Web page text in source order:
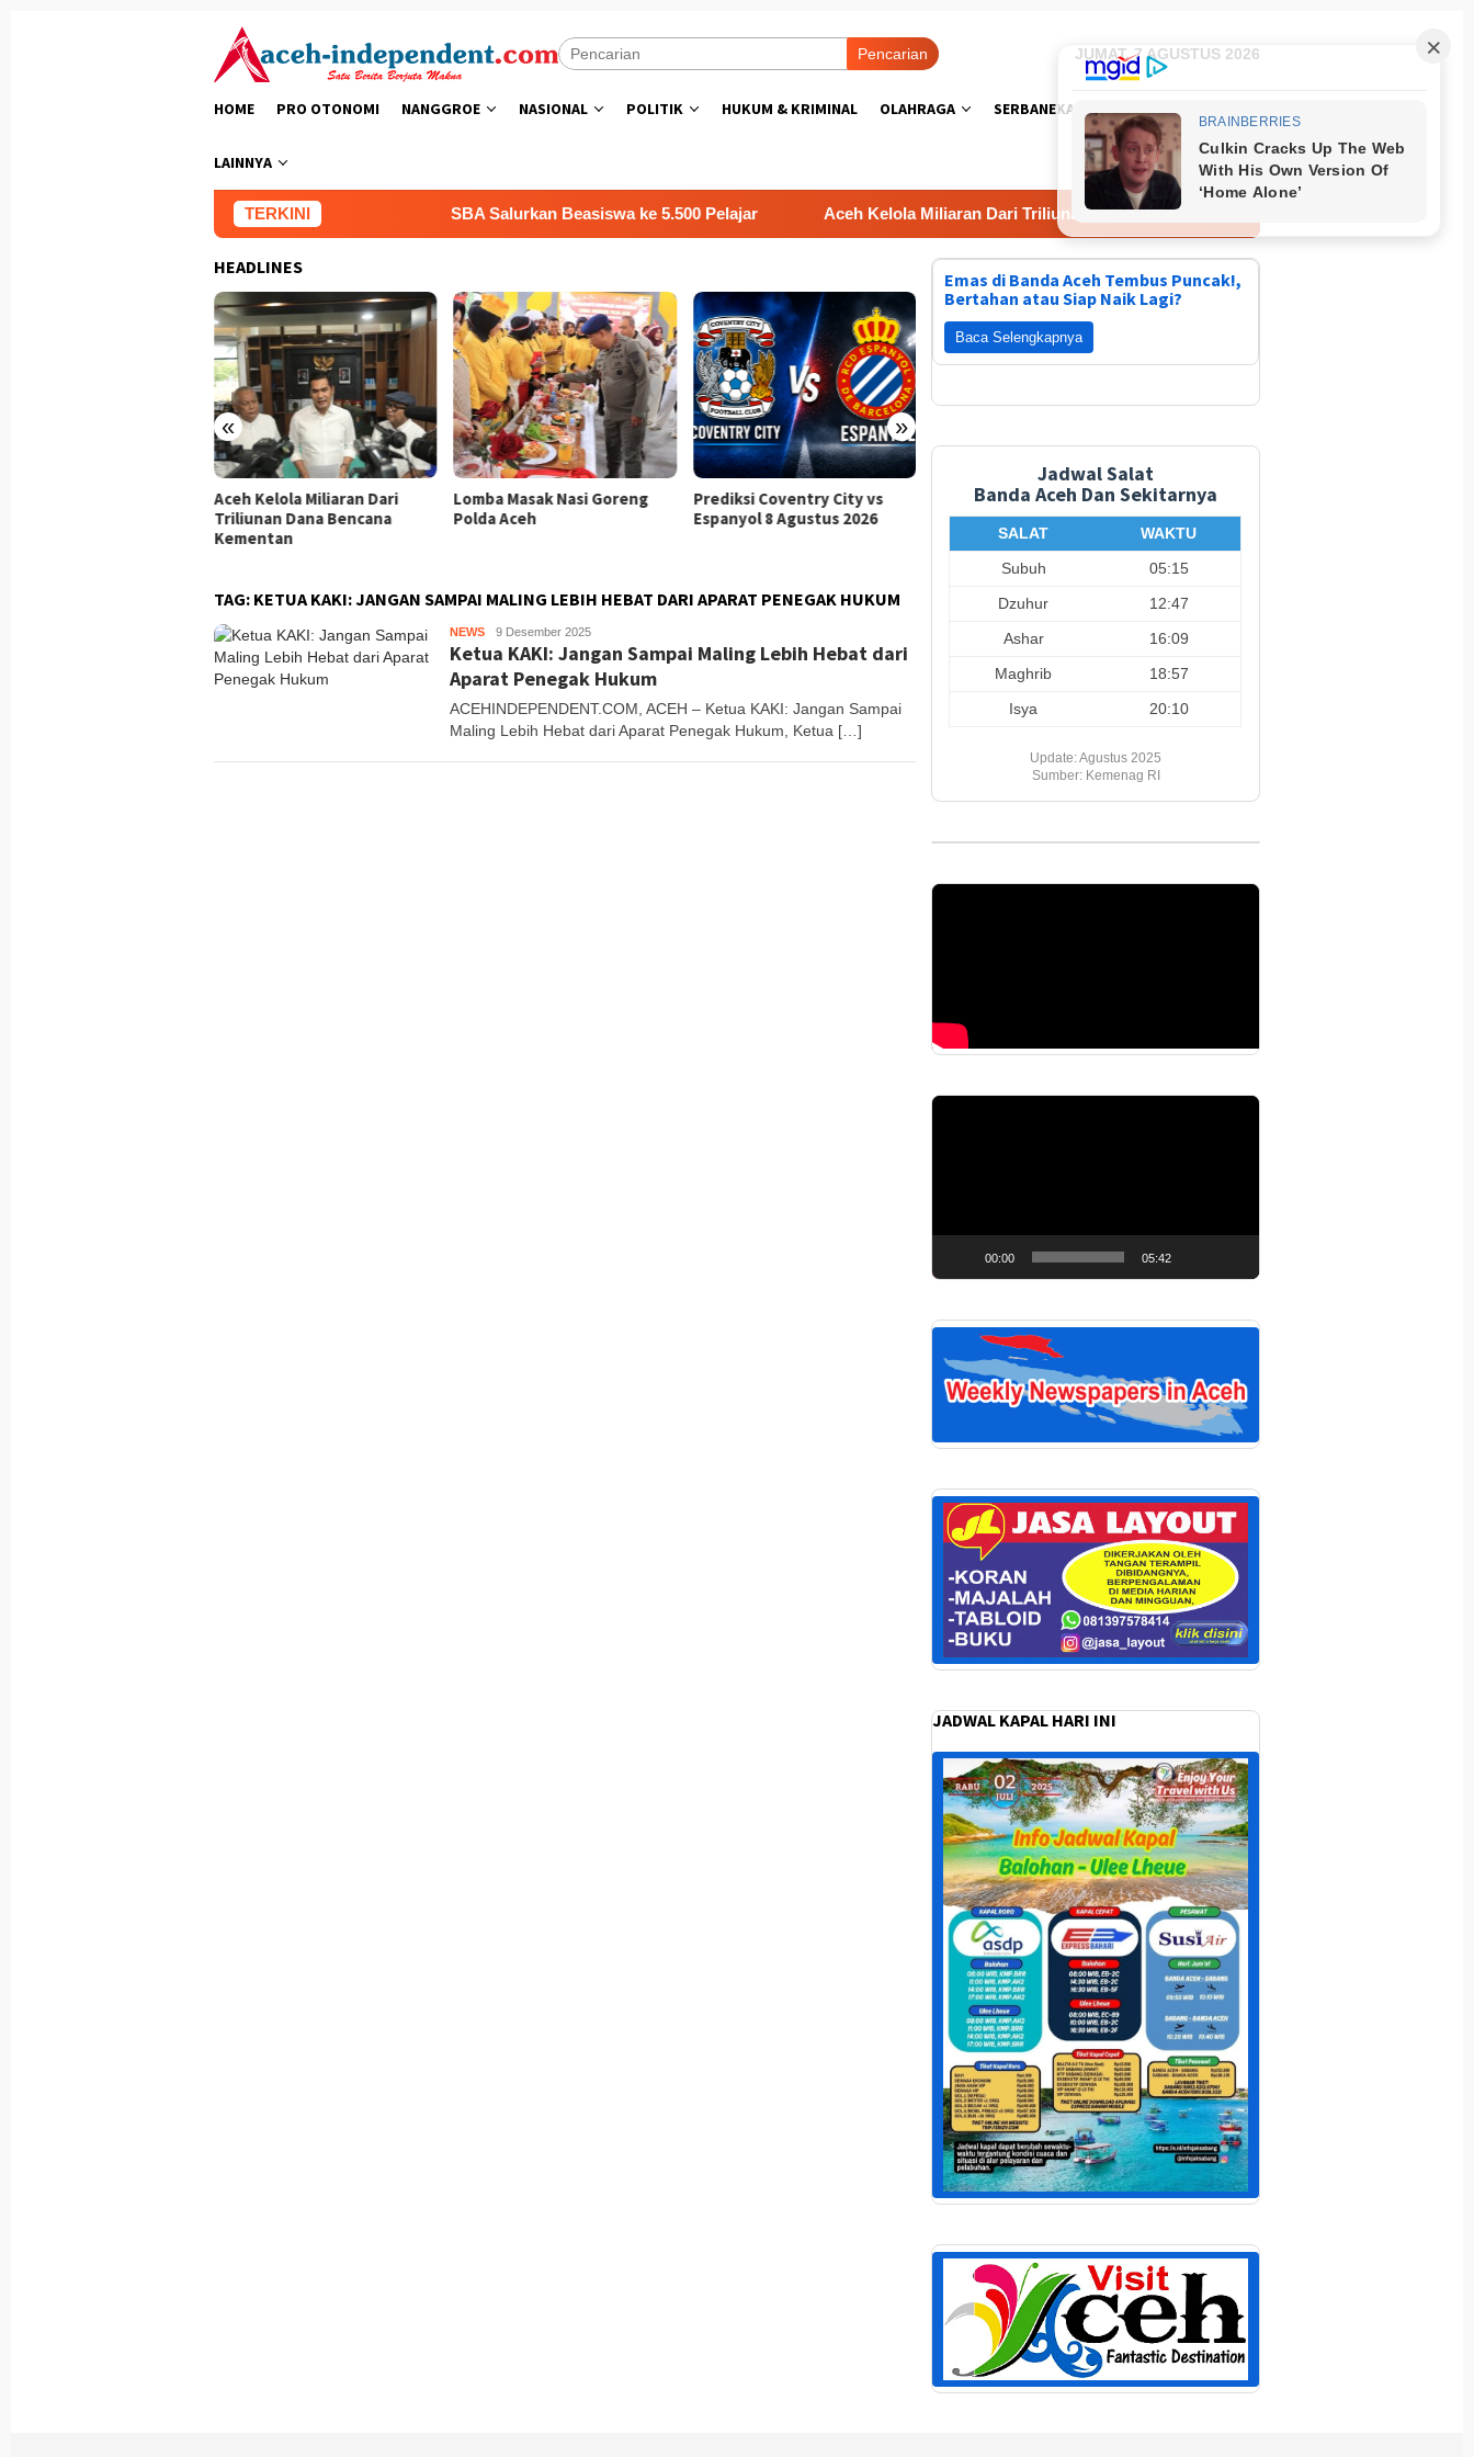
Pencarian JUMAT, 7 AGUSTUS 2026
HOME PRO OTONOMI NANGGROE NASIONAL POLITIK HUKUM & KRIMINAL OLAHRAGA SERBANEKA FOTO
LAINNYA
TERKINI SBA Salurkan Beasiswa ke 5.500 Pelajar Aceh Kelola Miliaran Dari Triliunan Dana Bencana Kementan
HEADLINES
« »
Aceh Kelola Miliaran Dari
Triliunan Dana Bencana
Kementan
Lomba Masak Nasi Goreng
Polda Aceh
Prediksi Coventry City vs
Espanyol 8 Agustus 2026
Prediksi Valencia vs
Newcastle United 8 Agustus
SBA Salurkan Beasiswa ke
5.500 Pelajar
TAG: KETUA KAKI: JANGAN SAMPAI MALING LEBIH HEBAT DARI APARAT PENEGAK HUKUM
NEWS Tanjong
9 Desember 2025
Ketua KAKI: Jangan Sampai Maling Lebih Hebat dari
Aparat Penegak Hukum
ACEHINDEPENDENT.COM, ACEH – Ketua KAKI: Jangan Sampai
Maling Lebih Hebat dari Aparat Penegak Hukum, Ketua […]
Emas di Banda Aceh Tembus Puncak!,
Bertahan atau Siap Naik Lagi?
Baca Selengkapnya
Jadwal Salat
Banda Aceh Dan Sekitarnya
SALAT
WAKTU
Subuh
05:15
Dzuhur
12:47
Ashar
16:09
Maghrib
18:57
Isya
20:10
Update: Agustus 2025
Sumber: Kemenag RI
Pemutar
00:00 05:42
JADWAL KAPAL HARI INI